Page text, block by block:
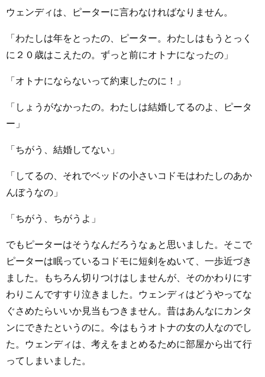
ウェンディは、ピーターに言わなければなりません。
「わたしは年をとったの、ピーター。わたしはもうとっく
に２０歳はこえたの。ずっと前にオトナになったの」
「オトナにならないって約束したのに！」
「しょうがなかったの。わたしは結婚してるのよ、ピータ
ー」
「ちがう、結婚してない」
「してるの、それでベッドの小さいコドモはわたしのあか
んぼうなの」
「ちがう、ちがうよ」
でもピーターはそうなんだろうなぁと思いました。そこで
ピーターは眠っているコドモに短剣をぬいて、一歩近づき
ました。もちろん切りつけはしませんが、そのかわりにす
わりこんですすり泣きました。ウェンディはどうやってな
ぐさめたらいいか見当もつきません。昔はあんなにカンタ
ンにできたというのに。今はもうオトナの女の人なのでし
た。ウェンディは、考えをまとめるために部屋から出て行
ってしまいました。